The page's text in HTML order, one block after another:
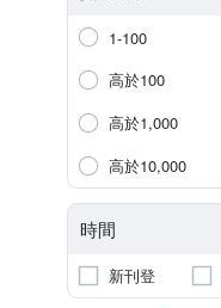
1-100
高於100
高於1,000
高於10,000
時間
新刊登